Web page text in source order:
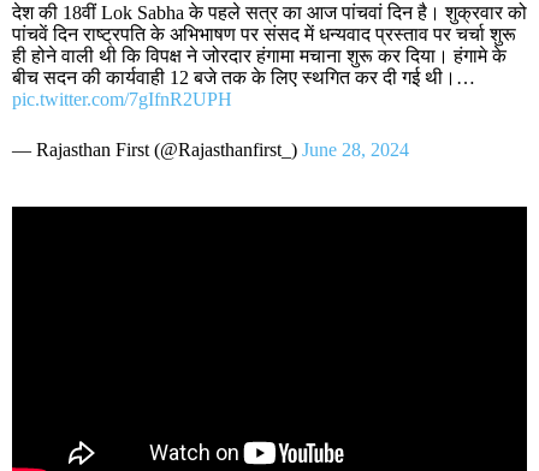
देश की 18वीं Lok Sabha के पहले सत्र का आज पांचवां दिन है। शुक्रवार को
पांचवें दिन राष्ट्रपति के अभिभाषण पर संसद में धन्यवाद प्रस्ताव पर चर्चा शुरू
ही होने वाली थी कि विपक्ष ने जोरदार हंगामा मचाना शुरू कर दिया। हंगामे के
बीच सदन की कार्यवाही 12 बजे तक के लिए स्थगित कर दी गई थी।…
pic.twitter.com/7gIfnR2UPH
— Rajasthan First (@Rajasthanfirst_) June 28, 2024